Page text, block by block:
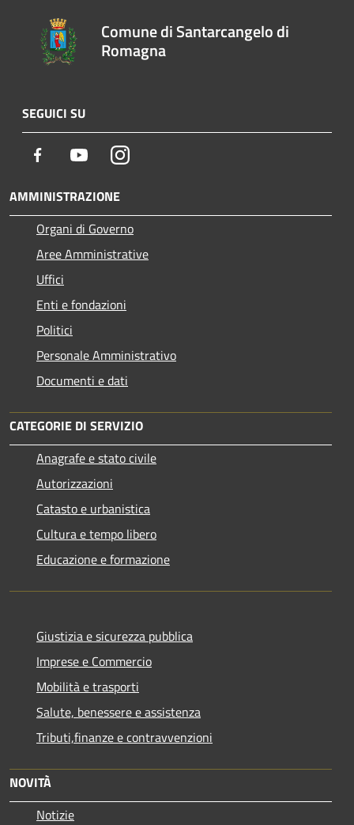
Comune di Santarcangelo di
Romagna
SEGUICI SU
Facebook YoutubeInstagram
AMMINISTRAZIONE
Organi di Governo
Aree Amministrative
Uffici
Enti e fondazioni
Politici
Personale Amministrativo
Documenti e dati
CATEGORIE DI SERVIZIO
Anagrafe e stato civile
Autorizzazioni
Catasto e urbanistica
Cultura e tempo libero
Educazione e formazione
Giustizia e sicurezza pubblica
Imprese e Commercio
Mobilità e trasporti
Salute, benessere e assistenza
Tributi,finanze e contravvenzioni
NOVITÀ
Notizie